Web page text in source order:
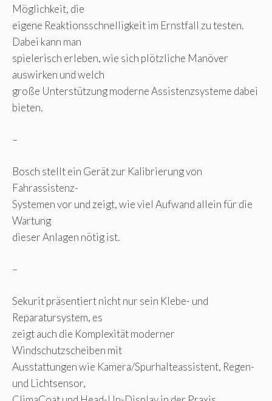
Möglichkeit, die
eigene Reaktionsschnelligkeit im Ernstfall zu testen.
Dabei kann man
spielerisch erleben, wie sich plötzliche Manöver
auswirken und welch
große Unterstützung moderne Assistenzsysteme dabei
bieten.
–
Bosch stellt ein Gerät zur Kalibrierung von
Fahrassistenz-
Systemen vor und zeigt, wie viel Aufwand allein für die
Wartung
dieser Anlagen nötig ist.
–
Sekurit präsentiert nicht nur sein Klebe- und
Reparatursystem, es
zeigt auch die Komplexität moderner
Windschutzscheiben mit
Ausstattungen wie Kamera/Spurhalteassistent, Regen-
und Lichtsensor,